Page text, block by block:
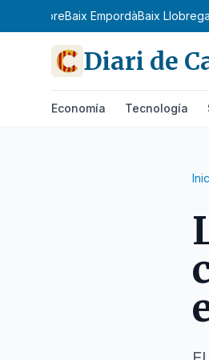
Baix EbreBaix EmpordàBaix
Diari de
Economía Tecnología